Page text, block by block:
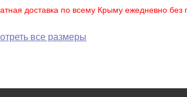
доставка по всему Крыму ежедневно без
все размеры